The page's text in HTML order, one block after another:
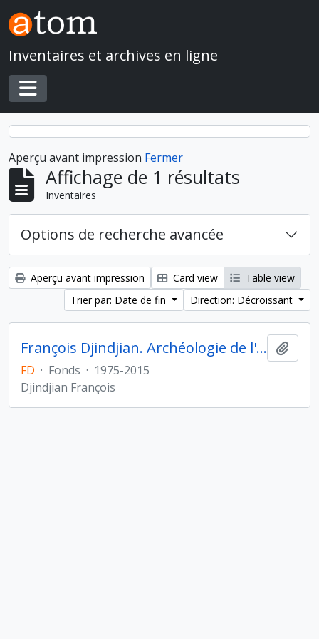
Skip to main content
Inventaires et archives en ligne
Toggle navigation
Aperçu avant impression Fermer
Affichage de 1 résultats
Inventaires
Options de recherche avancée
Aperçu avant impression Card view
Table view
Trier par: Date de fin
Direction: Décroissant
François Djindjian. Archéologie de l'Asie centrale
FD · Fonds · 1975-2015
Djindjian François